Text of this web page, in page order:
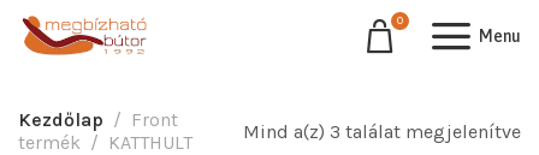
0
Menu
Kezdőlap
Front
termék
KATTHULT Mind a(z) 3 találat megjelenítve